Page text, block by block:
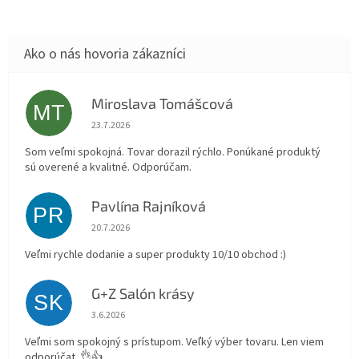
MT Miroslava Tomášcová
Hodnotenie obchodu je 5 z 5 hviezdičiek.
23.7.2026
Som veľmi spokojná. Tovar dorazil rýchlo. Ponúkané produktý
sú overené a kvalitné. Odporúčam.
PR Pavlína Rajníková
Hodnotenie obchodu je 5 z 5 hviezdičiek.
20.7.2026
Veľmi rychle dodanie a super produkty 10/10 obchod :)
SK G+Z Salón krásy
Hodnotenie obchodu je 5 z 5 hviezdičiek.
3.6.2026
Veľmi som spokojný s prístupom. Veľký výber tovaru. Len viem